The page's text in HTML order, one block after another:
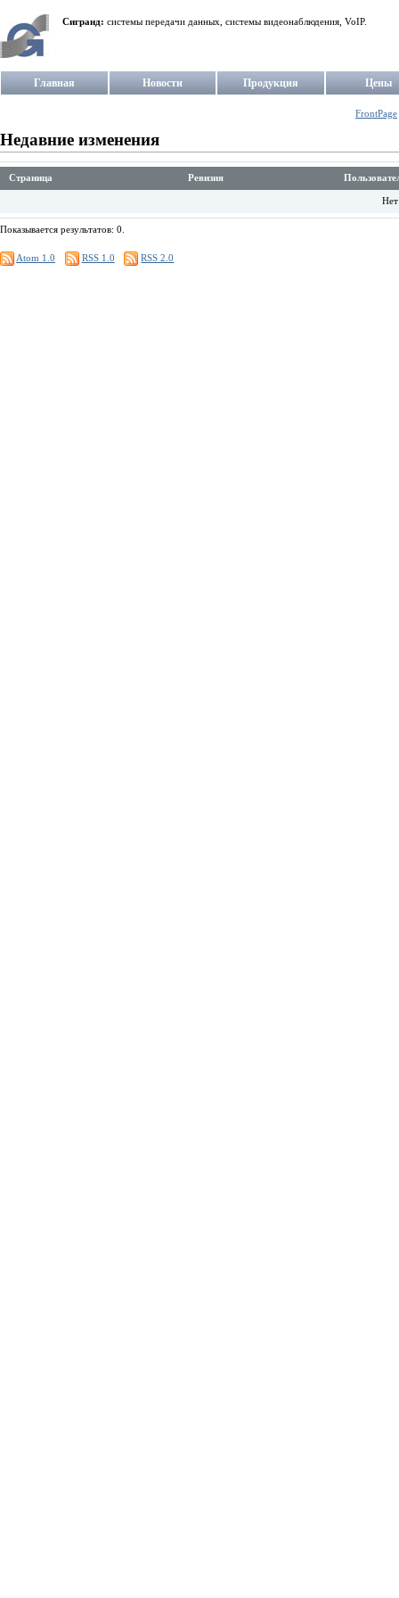
Сигранд: системы передачи данных, системы видеонаблюдения, VoIP.
Главная Новости Продукция Цены
FrontPage
Недавние изменения
Страница Ревизия
Нет
Показывается результатов: 0.
Atom 1.0 RSS 1.0 RSS 2.0